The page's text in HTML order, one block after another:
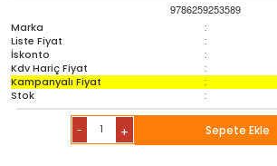
Yardımcı Kaynak Kitaplar
Ambalaj Ürünleri
9786259253589
Marka
:
Liste Fiyat :
İskonto :
Kdv Hariç Fiyat :
Kampanyalı Fiyat :
Stok :
- + Sepete Ekle